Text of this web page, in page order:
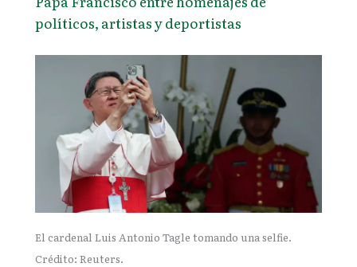
políticos, artistas y deportistas
El cardenal Luis Antonio Tagle tomando una selfie.
Crédito: Reuters.